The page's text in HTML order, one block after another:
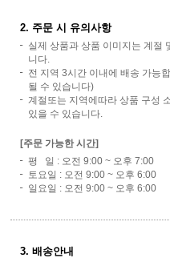
2. 주문 시 유의사항
실제 상품과 상품 이미지는 계절
니다.
전 지역 3시간 이내에 배송 가능
될 수 있습니다)
계절또는 지역에따라 상품 구성
있을 수 있습니다.
[주문 가능한 시간]
평 일 : 오전 9:00 ~ 오후 7:00
토요일 : 오전 9:00 ~ 오후 6:00
일요일 : 오전 9:00 ~ 오후 6:00
3. 배송안내